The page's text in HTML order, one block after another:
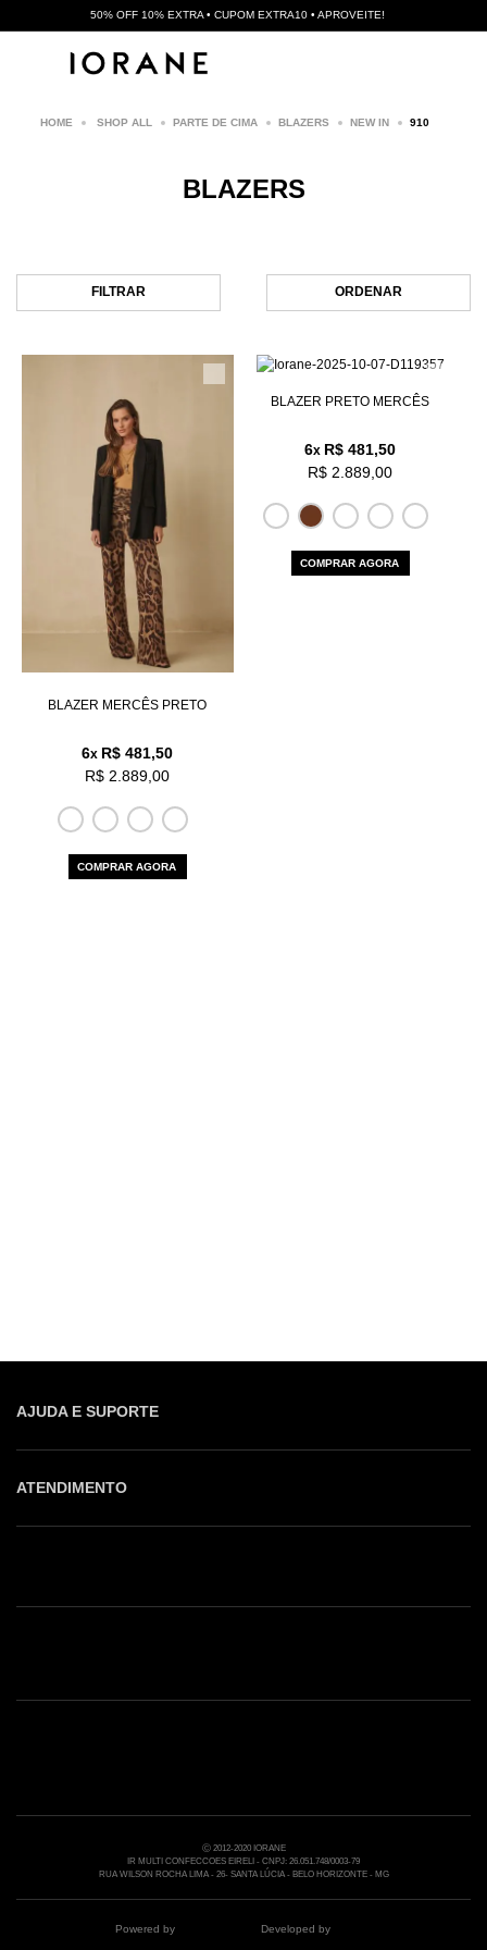
50% OFF 10% EXTRA • CUPOM EXTRA10 • APROVEITE!
SHOP ALL PARTE DE CIMA BLAZERS NEW IN 910
BLAZERS
FILTRAR ORDENAR
BLAZER MERCÊS PRETO
6x R$ 481,50
R$ 2.889,00
COMPRAR AGORA
BLAZER PRETO MERCÊS
6x R$ 481,50
R$ 2.889,00
COMPRAR AGORA
AJUDA E SUPORTE
ATENDIMENTO
Nossas Lojas
Ⓒ 2012-2020 IORANE
IR MULTI CONFECCOES EIRELI - CNPJ: 26.051.748/0003-79
RUA WILSON ROCHA LIMA - 26- SANTA LÚCIA - BELO HORIZONTE - MG
Powered by Developed by